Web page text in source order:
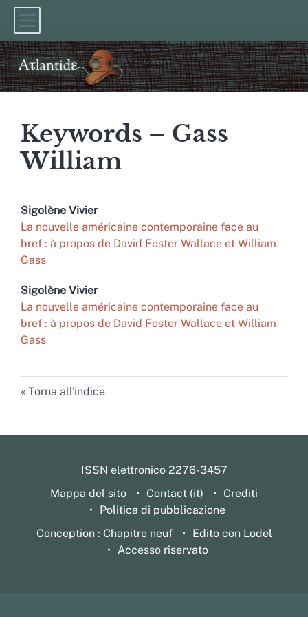
Keywords – Gass
William
Sigolène Vivier
La nouvelle américaine contemporaine face au
bref : à propos de David Foster Wallace et William
Gass
Sigolène Vivier
La nouvelle américaine contemporaine face au
bref : à propos de David Foster Wallace et William
Gass
Torna all'indice
ISSN elettronico 2276-3457
Mappa del sito
Contact (it)
Crediti
Politica di pubblicazione
Conception : Chapitre neuf
Edito con Lodel
Accesso riservato